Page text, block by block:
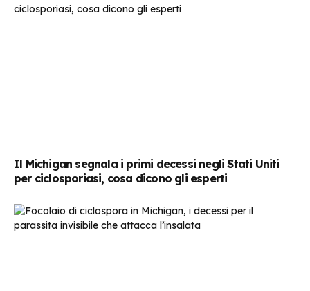
Il Michigan segnala i primi decessi negli Stati Uniti
per ciclosporiasi, cosa dicono gli esperti